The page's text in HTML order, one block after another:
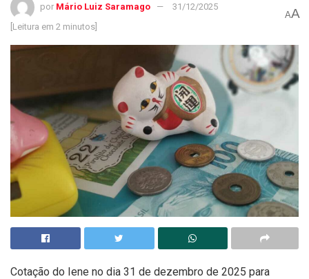
por Mário Luiz Saramago
31/12/2025
[Leitura em 2 minutos]
AA
Cotação do Iene no dia 31 de dezembro de 2025 para